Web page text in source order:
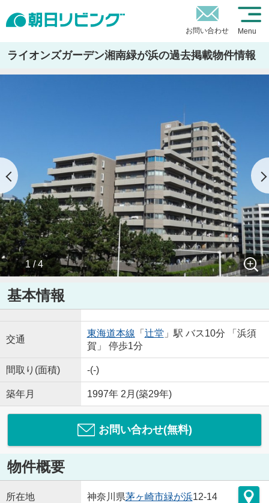
お問い合わせ Menu
ライオンズガーデン湘南緑が浜の過去掲載物件情報
1 / 4
基本情報
交通
東海道本線 「 辻堂 」駅 バス10分 「浜須
賀」 停歩1分
間取り(面積) -(-)
築年月 1997年 2月(築29年)
お問い合わせ(無料)
物件概要
所在地 神奈川県茅ヶ崎市緑が浜12-14